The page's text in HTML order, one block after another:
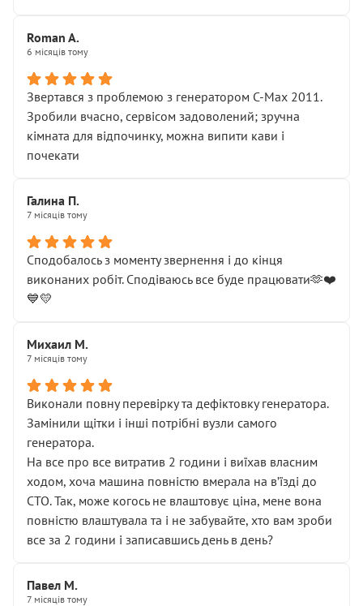
Roman A.
6 місяців тому
Звертався з проблемою з генератором C-Max 2011.
Зробили вчасно, сервісом задоволений; зручна
кімната для відпочинку, можна випити кави і
почекати
Галина П.
7 місяців тому
Сподобалось з моменту звернення і до кінця
виконаних робіт. Сподіваюсь все буде працювати🫶❤️
💙💛
Михаил М.
7 місяців тому
Виконали повну перевірку та дефіктовку генератора.
Замінили щітки і інші потрібні вузли самого
генератора.
На все про все витратив 2 години і виїхав власним
ходом, хоча машина повністю вмерала на вʼїзді до
СТО. Так, може когось не влаштовує ціна, мене вона
повністю влаштувала та і не забувайте, хто вам зроби
все за 2 години і записавшись день в день?
Павел М.
7 місяців тому